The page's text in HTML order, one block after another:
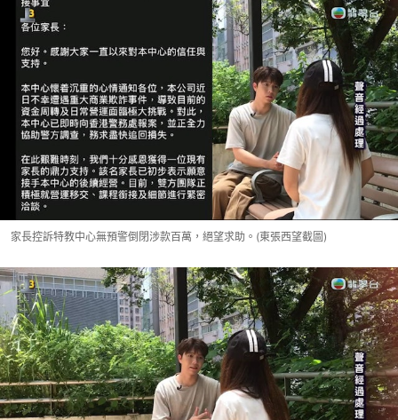
家長控訴特教中心無預警倒閉涉款百萬，絕望求助。(東張西望截圖)